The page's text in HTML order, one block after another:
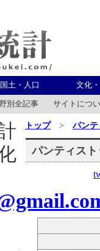
国土・人口 文化
別全記事 サイトにつ
トップ> パン
パンティス